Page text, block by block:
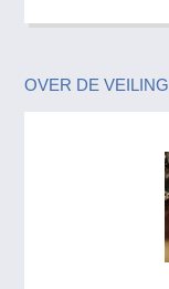
OVER DE VEILING